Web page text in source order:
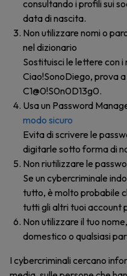
consultando i profili sui
data di nascita.
Non utilizzare nomi o
nel dizionario
Sostituisci le lettere con i
Ciao!SonoDiego, prova
C1@0!S0n0D13g0.
Usa un Password
modo sicuro
Evita di scrivere le
digitarle sotto forma di
Non riutilizzare le
Se un cybercriminale
tutto, è molto probabile
tutti gli altri tuoi account
Non utilizzare il tuo
domestico o qualsiasi
I cybercriminali cercano